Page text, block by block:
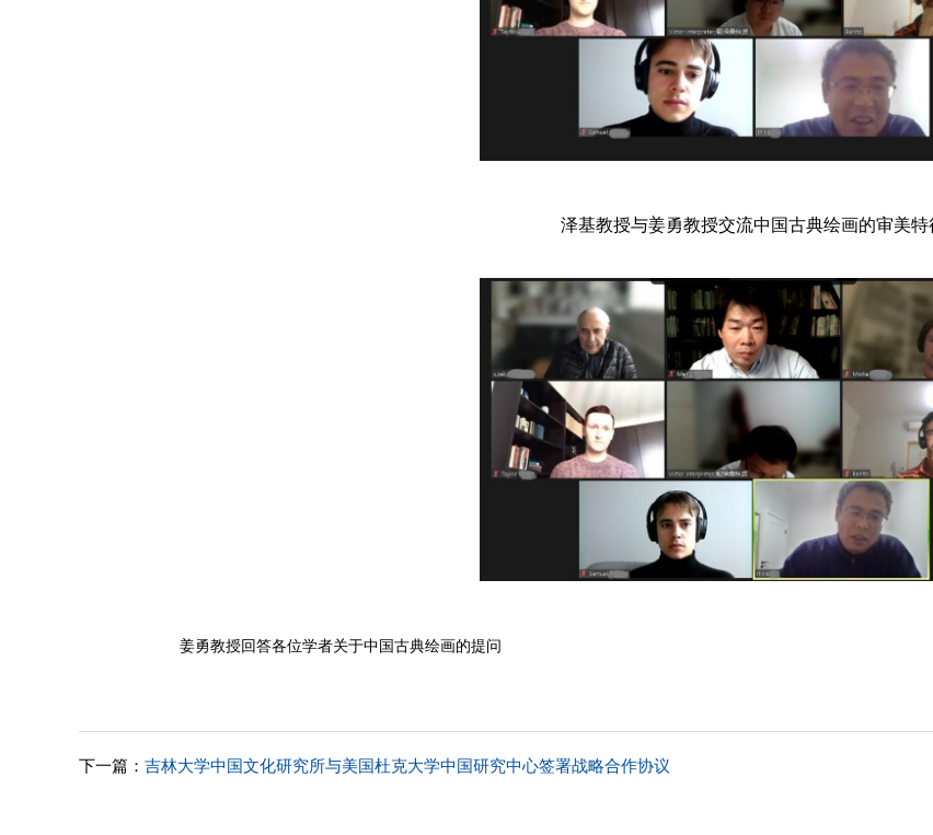
泽基教授与姜勇教授交流中国古典绘画的审美特
姜勇教授回答各位学者关于中国古典绘画的提问
下一篇： 吉林大学中国文化研究所与美国杜克大学中国研究中心签署战略合作协议